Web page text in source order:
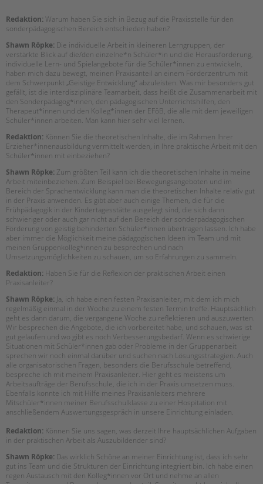
Redaktion:Warum haben Sie sich in Bezug auf die Praxisstelle für den
sonderpädagogischen Bereich entschieden haben?
Shawn Röpke: Die individuelle Arbeit in kleineren Lerngruppen, der
verstärkte Blick auf die/den einzelne*n Schüler*in und die Herausforderung,
individuelle Lern- und Spielangebote für die Schüler*innen zu entwickeln,
haben mich dazu bewegt, meinen Praxisanteil an einem Förderzentrum mit
dem Schwerpunkt „Geistige Entwicklung“ abzuleisten. Was mir besonders gut
gefällt, ist die interdisziplinäre Teamarbeit, dass heißt die Zusammenarbeit mit
den Sonderpädagog*innen, den pädagogischen Unterrichtshilfen, den
Therapeut*innen und den Kolleg*innen der EFöB, die alle mit dem jeweiligen
Schüler*innen arbeiten. Man kann hier sehr viel lernen.
Redaktion: Können Sie die theoretischen Inhalte, die im Rahmen Ihrer
Erzieher*innenausbildung vermittelt werden, in Ihre praktische Arbeit mit den
Schüler*innen mit einbeziehen?
Shawn Röpke: Zum größten Teil kann ich die theoretischen Inhalte in meine
Arbeit miteinbeziehen. Zum Beispiel bei Bewegungsangeboten und im
Bereich der Sprachentwicklung kann man die theoretischen Inhalte relativ gut
in der Praxis anwenden. Es gibt aber auch einige Themen, die für die
Frühpädagogik in der Kindertagesstätte ausgelegt sind, die sich dann
schwieriger oder auch gar nicht auf den Bereich der sonderpädagogischen
Förderung von geistig behinderten Schüler*innen übertragen lassen. Ich habe
aber immer die Möglichkeit meine pädagogischen Ideen im Team und mit
meinen Gruppenkolleg*innen zu besprechen und nach
Umsetzungsmöglichkeiten zu schauen, um so Erfahrungen zu sammeln.
Redaktion: Haben Sie für die Reflexion der praktischen Arbeit einen
Praxisanleiter?
Shawn Röpke: Ja, ich habe einen festen Praxisanleiter, mit dem ich mich
regelmäßig einmal in der Woche zu einem festen Termin treffe. Hauptsächlich
geht es dann darum, die vergangene Woche zu reflektieren und auszuwerten.
Wir besprechen die Angebote, die ich vorbereitet habe, und schauen, was ist
gut gelaufen und wo gibt es noch Verbesserungsbedarf. Wenn es schwierige
Situationen mit Schüler*innen gab oder Probleme in der Gruppenarbeit
sprechen wir noch einmal darüber und suchen nach Lösungsstrategien. Auch
alle organisatorischen Fragen, besonders die Berufsschule betreffend,
bespreche ich mit meinem Praxisanleiter. Hier geht es meistens um
Arbeitsaufträge der Berufsschule, die ich in der Praxis umsetzen muss.
Ebenfalls konnte ich mit Hilfe meines Praxisanleiters mehrere
Mitschüler*innen meiner Berufsschulklasse zu einer Hospitation mit
anschließendem Auswertungsgespräch in unsere Einrichtung einladen.
Redaktion: Können Sie uns sagen, was derzeit Ihre hauptsächlichen Aufgaben
in der praktischen Arbeit als Auszubildender sind?
Shawn Röpke: Das wirklich Schöne an meiner Einrichtung ist, dass ich sehr
gut ins Team und die Strukturen der Einrichtung integriert bin. Ich habe einen
regen Austausch mit den Kolleg*innen vor Ort und nehme an allen